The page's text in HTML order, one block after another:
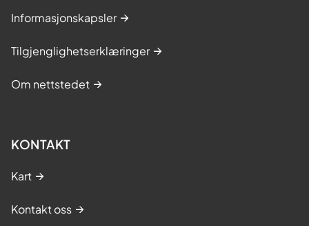
Informasjonskapsler
Tilgjenglighetserklæringer
Om nettstedet
KONTAKT
Kart
Kontakt oss